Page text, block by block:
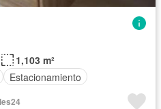
1,103 m²
Estacionamiento